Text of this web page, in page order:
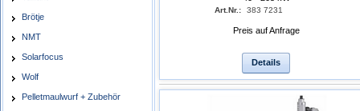
Brötje
NMT
Solarfocus
Wolf
Pelletmaulwurf + Zubehör
Art.Nr.: 383 7231
Preis auf Anfrage
Details